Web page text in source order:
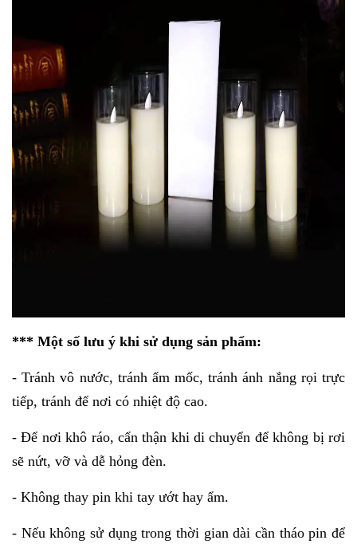
*** Một số lưu ý khi sử dụng sản phẩm:
- Tránh vô nước, tránh ẩm mốc, tránh ánh nắng rọi trực
tiếp, tránh để nơi có nhiệt độ cao.
- Để nơi khô ráo, cẩn thận khi di chuyển để không bị rơi
sẽ nứt, vỡ và dễ hỏng đèn.
- Không thay pin khi tay ướt hay ẩm.
- Nếu không sử dụng trong thời gian dài cần tháo pin để